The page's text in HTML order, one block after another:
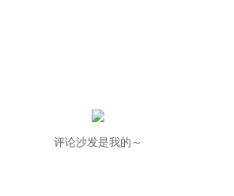
评论沙发是我的～